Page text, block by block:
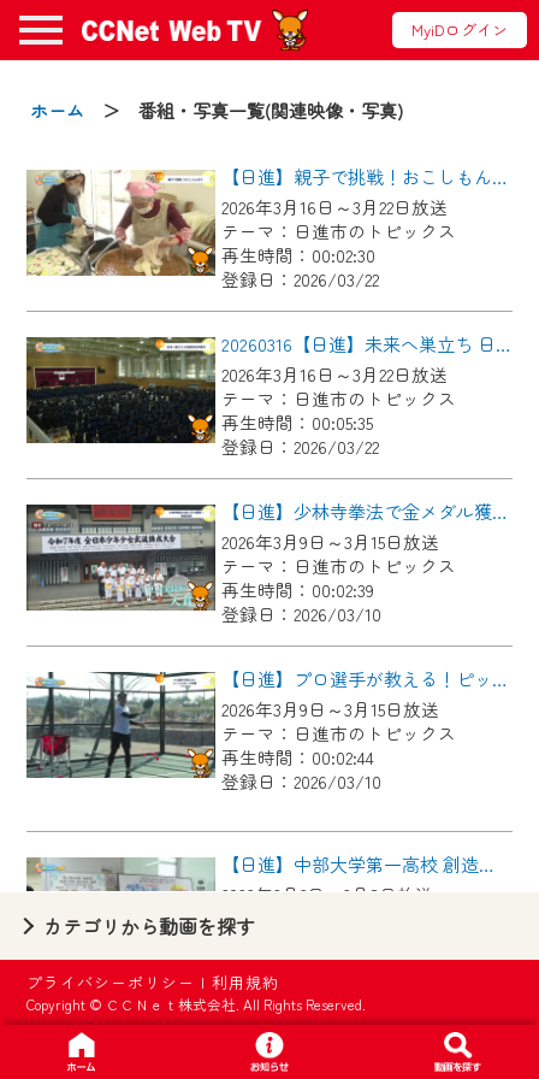
MyiDログイン
ホーム ＞ 番組・写真一覧(関連映像・写真)
【日進】親子で挑戦！おこしもん作り
2026年3月16日～3月22日放送
テーマ：日進市のトピックス
再生時間：00:02:30
登録日：2026/03/22
20260316【日進】未来へ巣立ち 日進西高校卒業式
2026年3月16日～3月22日放送
テーマ：日進市のトピックス
再生時間：00:05:35
登録日：2026/03/22
【日進】少林寺拳法で金メダル獲得！表敬訪問
2026年3月9日～3月15日放送
テーマ：日進市のトピックス
再生時間：00:02:39
登録日：2026/03/10
【日進】プロ選手が教える！ピックルボール体験
2026年3月9日～3月15日放送
テーマ：日進市のトピックス
再生時間：00:02:44
登録日：2026/03/10
【日進】中部大学第一高校 創造工学科 道の駅で展示会
2026年3月2日～3月8日放送
テーマ：日進市のトピックス
再生時間：00:02:23
登録日：2026/03/06
【日進】７００人が快走！第９回愛知池駅伝競走大会
2026年3月2日～3月8日放送
カテゴリから動画を探す
プライバシーポリシー |利用規約
Copyright © ＣＣＮｅｔ株式会社. All Rights Reserved.
お知らせ
2024/09/02
動画配信サービス『CCNet Web TV』は2024
年9月24日からリニューアルします！
【変更点】
◆デザイン変更により、お住まいの地域
の動画コンテンツが一目瞭然。
◆当社アプリやＰＣブラウザから、いつ
でも・どこでも・外出先でも！
CCNetサービスエリア20市町の地域情報
番組をご視聴いただけます！
【ご注意】
2024年9月24日からはご加入者様へのサー
ビス向上のため、
『CCNet Web TV』を利用いただくには、
一部コンテンツを除き、
CCNetサービスへの加入と『CCNetマイ
ページ※』へのログインが必要となりま
す。
いたします。
要となります。
※MyIDとは、CCNet Web TVを含むCCNetの
各種サービスをご利用頂くためのIDです。
IDはお客様が使っているメールアドレス
で設定できます。